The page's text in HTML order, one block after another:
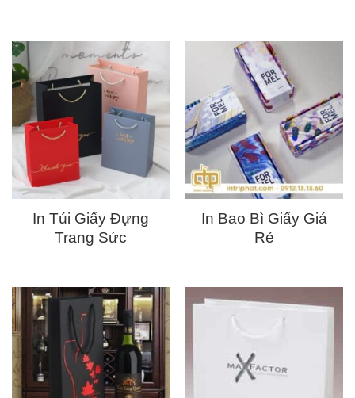
In Túi Giấy Đựng
Trang Sức
In Bao Bì Giấy Giá
Rẻ